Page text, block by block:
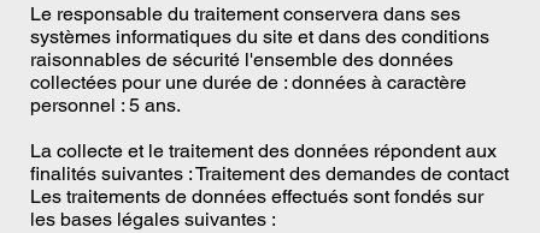
Le responsable du traitement conservera dans ses
systèmes informatiques du site et dans des conditions
raisonnables de sécurité l'ensemble des données
collectées pour une durée de : données à caractère
personnel : 5 ans.
La collecte et le traitement des données répondent aux
finalités suivantes : Traitement des demandes de contact
Les traitements de données effectués sont fondés sur
les bases légales suivantes :